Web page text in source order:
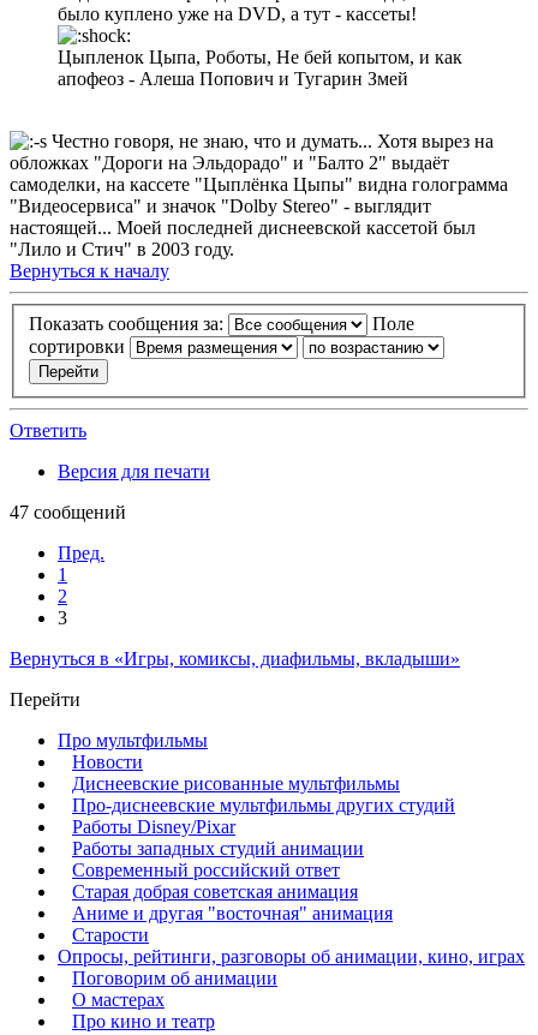
было куплено уже на DVD, а тут - кассеты!
Цыпленок Цыпа, Роботы, Не бей копытом, и как
апофеоз - Алеша Попович и Тугарин Змей
Честно говоря, не знаю, что и думать... Хотя вырез на
обложках "Дороги на Эльдорадо" и "Балто 2" выдаёт
самоделки, на кассете "Цыплёнка Цыпы" видна голограмма
"Видеосервиса" и значок "Dolby Stereo" - выглядит
настоящей... Моей последней диснеевской кассетой был
"Лило и Стич" в 2003 году.
Вернуться к началу
Показать сообщения за:
Поле
сортировки
Ответить
Версия для печати
47 сообщений
Пред.
1
2
3
Вернуться в «Игры, комиксы, диафильмы, вкладыши»
Перейти
Про мультфильмы
Новости
Диснеевские рисованные мультфильмы
Про-диснеевские мультфильмы других студий
Работы Disney/Pixar
Работы западных студий анимации
Современный российский ответ
Старая добрая советская анимация
Аниме и другая "восточная" анимация
Старости
Опросы, рейтинги, разговоры об анимации, кино, играх
Поговорим об анимации
О мастерах
Про кино и театр